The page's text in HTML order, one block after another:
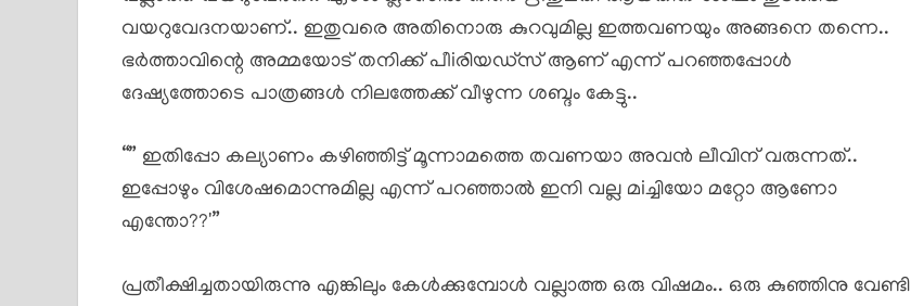
വയറുവേദനയാണ്.. ഇതുവരെ അതിനൊരു കുറവുമില്ല ഇത്തവണയും അങ്ങനെ തന്നെ..
ഭർത്താവിന്റെ അമ്മയോട് തനിക്ക് പീiരിയഡ്സ് ആണ് എന്ന് പറഞ്ഞപ്പോൾ
ദേഷ്യത്തോടെ പാത്രങ്ങൾ നിലത്തേക്ക് വീഴുന്ന ശബ്ദം കേട്ടു..
“” ഇതിപ്പോ കല്യാണം കഴിഞ്ഞിട്ട് മൂന്നാമത്തെ തവണയാ അവൻ ലീവിന് വരുന്നത്..
ഇപ്പോഴും വിശേഷമൊന്നുമില്ല എന്ന് പറഞ്ഞാൽ ഇനി വല്ല മiച്ചിയോ മറ്റോ ആണോ
എന്തോ??'”
പ്രതീക്ഷിച്ചതായിരുന്നു എങ്കിലും കേൾക്കുമ്പോൾ വല്ലാത്ത ഒരു വിഷമം.. ഒരു കുഞ്ഞിനു വേണ്ടി